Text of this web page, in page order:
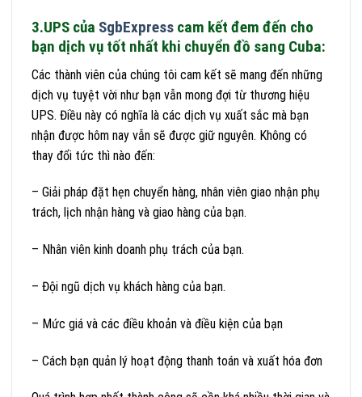
3.UPS của SgbExpress cam kết đem đến cho
bạn dịch vụ tốt nhất khi chuyển đồ sang Cuba:
Các thành viên của chúng tôi cam kết sẽ mang đến những
dịch vụ tuyệt vời như bạn vẫn mong đợi từ thương hiệu
UPS. Điều này có nghĩa là các dịch vụ xuất sắc mà bạn
nhận được hôm nay vẫn sẽ được giữ nguyên. Không có
thay đổi tức thì nào đến:
– Giải pháp đặt hẹn chuyển hàng, nhân viên giao nhận phụ
trách, lịch nhận hàng và giao hàng của bạn.
– Nhân viên kinh doanh phụ trách của bạn.
– Đội ngũ dịch vụ khách hàng của bạn.
– Mức giá và các điều khoản và điều kiện của bạn
– Cách bạn quản lý hoạt động thanh toán và xuất hóa đơn